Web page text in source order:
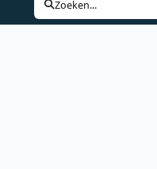
Zoeken...